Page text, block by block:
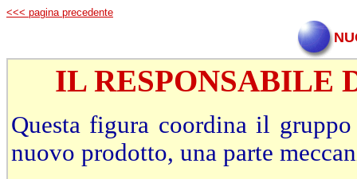
<<< pagina precedente
IL RESPONSABILE
Questa figura coordina il
nuovo prodotto, una parte